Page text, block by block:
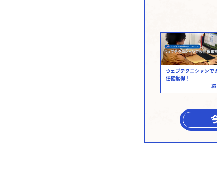
ウェブテクニシャンで
住権獲得！